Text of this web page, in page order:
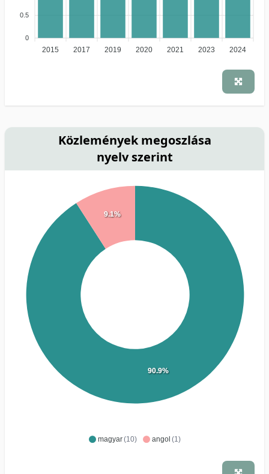
0.5
0
2015 2017 2019 2020 2021 2023 2024
Közlemények megoszlása
nyelv szerint
magyar(10) angol (1)
90.9%
9.1%